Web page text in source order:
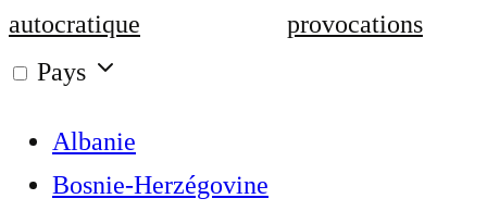
autocratique
provocations
Pays
Albanie
Bosnie-Herzégovine